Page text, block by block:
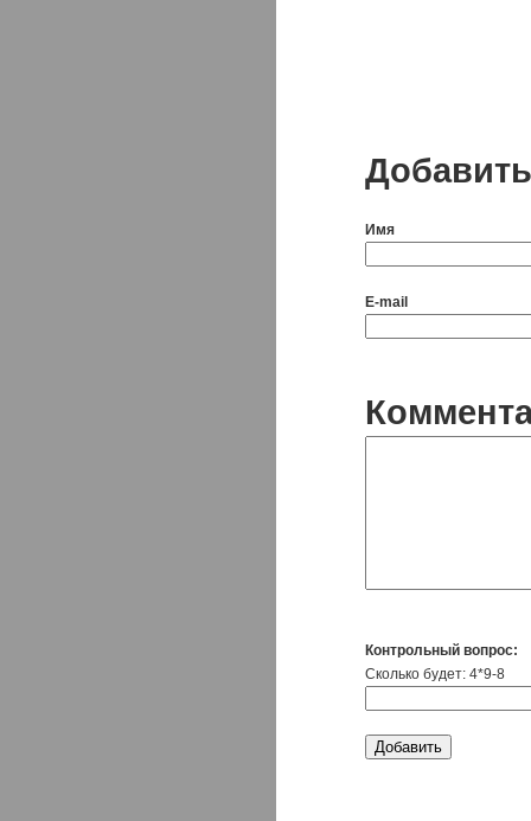
Имя
E-mail
Контрольный вопрос:
Сколько будет: 4*9-8